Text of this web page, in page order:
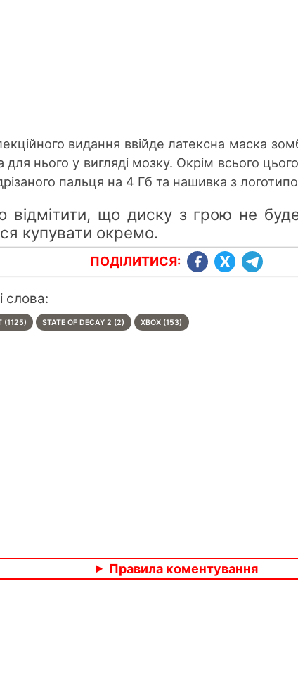
видання ввійде латексна маска
для нього у вигляді мозку. Окрім всього
пальця на 4 Гб та нашивка з
відмітити, що диску з грою не
купувати окремо.
ПОДІЛИТИСЯ:
слова:
(1125) STATE OF DECAY 2 (2) XBOX (153)
Правила коментування